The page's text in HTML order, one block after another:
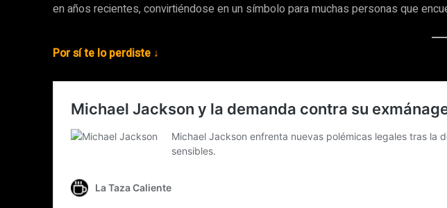
en años recientes, convirtiéndose en un símbolo para muchas personas que
Por sí te lo perdiste ↓